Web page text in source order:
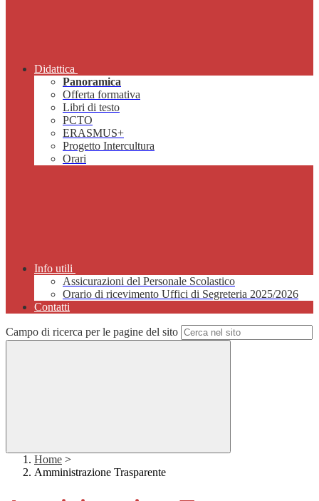
Didattica
Panoramica
Offerta formativa
Libri di testo
PCTO
ERASMUS+
Progetto Intercultura
Orari
Info utili
Assicurazioni del Personale Scolastico
Orario di ricevimento Uffici di Segreteria 2025/2026
Contatti
Campo di ricerca per le pagine del sito
Home >
Amministrazione Trasparente